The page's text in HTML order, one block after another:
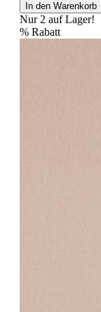
In den Warenkorb
Nur 2 auf Lager!
% Rabatt